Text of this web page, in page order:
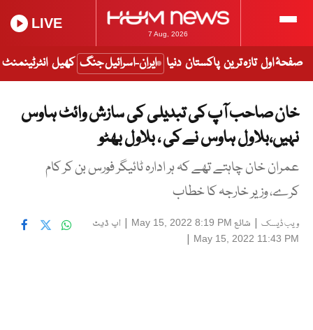
7 Aug, 2026
LIVE
صفحۂ اول تازہ ترین پاکستان دنیا ایران-اسرائیل جنگ کھیل انٹرٹینمنٹ
خان صاحب آپ کی تبدیلی کی سازش وائٹ ہاوس
نہیں،بلاول ہاوس نے کی ، بلاول بھٹو
عمران خان چاہتے تھے کہ ہر ادارہ ٹائیگر فورس بن کر کام
کرے، وزیر خارجہ کا خطاب
ویب ڈیسک | شائع May 15, 2022 8:19 PM
| اپ ڈیٹ
May 15, 2022 11:43 PM
|